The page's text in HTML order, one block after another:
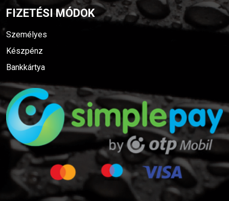
FIZETÉSI MÓDOK
Személyes
Készpénz
Bankkártya